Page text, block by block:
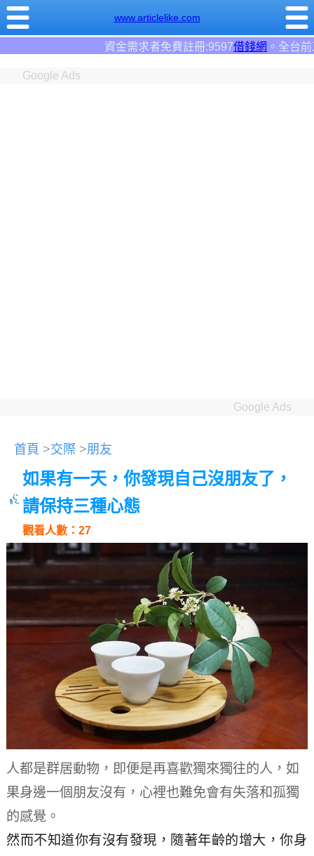
www.articlelike.com
金需求者免費註冊:9597借錢網。全台前三大借錢網站！
Google Ads
Google Ads
首頁 >交際 >朋友
如果有一天，你發現自己沒朋友了，
請保持三種心態
觀看人數：27
人都是群居動物，即便是再喜歡獨來獨往的人，如
果身邊一個朋友沒有，心裡也難免會有失落和孤獨
的感覺。
然而不知道你有沒有發現，隨著年齡的增大，你身